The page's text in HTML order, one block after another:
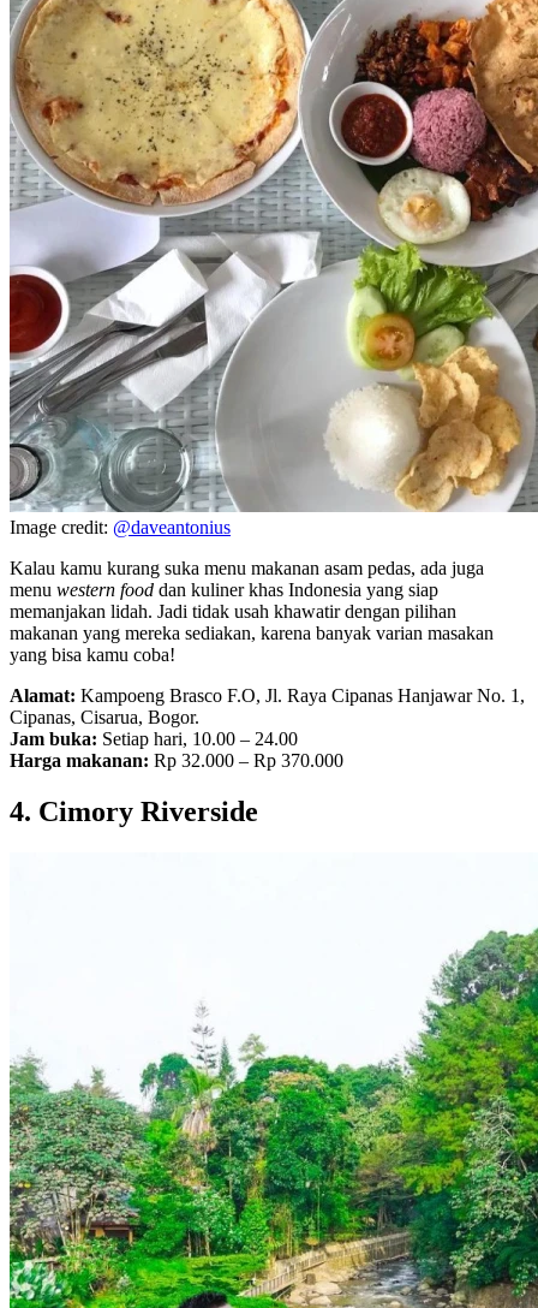
Image credit: @daveantonius
Kalau kamu kurang suka menu makanan asam pedas, ada juga
menu western food dan kuliner khas Indonesia yang siap
memanjakan lidah. Jadi tidak usah khawatir dengan pilihan
makanan yang mereka sediakan, karena banyak varian masakan
yang bisa kamu coba!
Alamat: Kampoeng Brasco F.O, Jl. Raya Cipanas Hanjawar No. 1,
Cipanas, Cisarua, Bogor.
Jam buka: Setiap hari, 10.00 – 24.00
Harga makanan: Rp 32.000 – Rp 370.000
4. Cimory Riverside